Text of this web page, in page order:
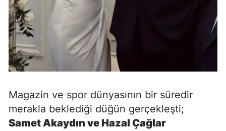
Magazin ve spor dünyasının bir süredir
merakla beklediği düğün gerçekleşti;
Samet Akaydın ve Hazal Çağlar